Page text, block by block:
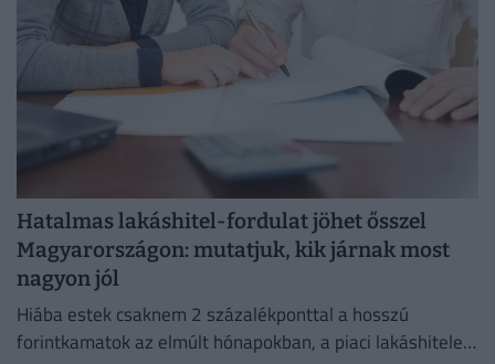
Hatalmas lakáshitel-fordulat jöhet ősszel
Magyarországon: mutatjuk, kik járnak most
nagyon jól
Hiába estek csaknem 2 százalékponttal a hosszú
forintkamatok az elmúlt hónapokban, a piaci lakáshitelek